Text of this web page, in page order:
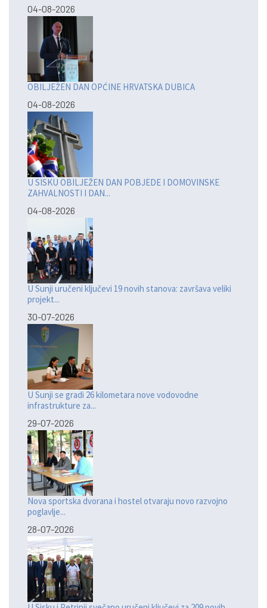
04-08-2026
OBILJEŽEN DAN OPĆINE HRVATSKA DUBICA
04-08-2026
U SISKU OBILJEŽEN DAN POBJEDE I DOMOVINSKE
ZAHVALNOSTI I DAN...
04-08-2026
U Sunji uručeni ključevi 19 novih stanova: završava veliki
projekt...
30-07-2026
U Sunji se gradi 26 kilometara nove vodovodne
infrastrukture za...
29-07-2026
Nova sportska dvorana i hostel otvaraju novo razvojno
poglavlje...
28-07-2026